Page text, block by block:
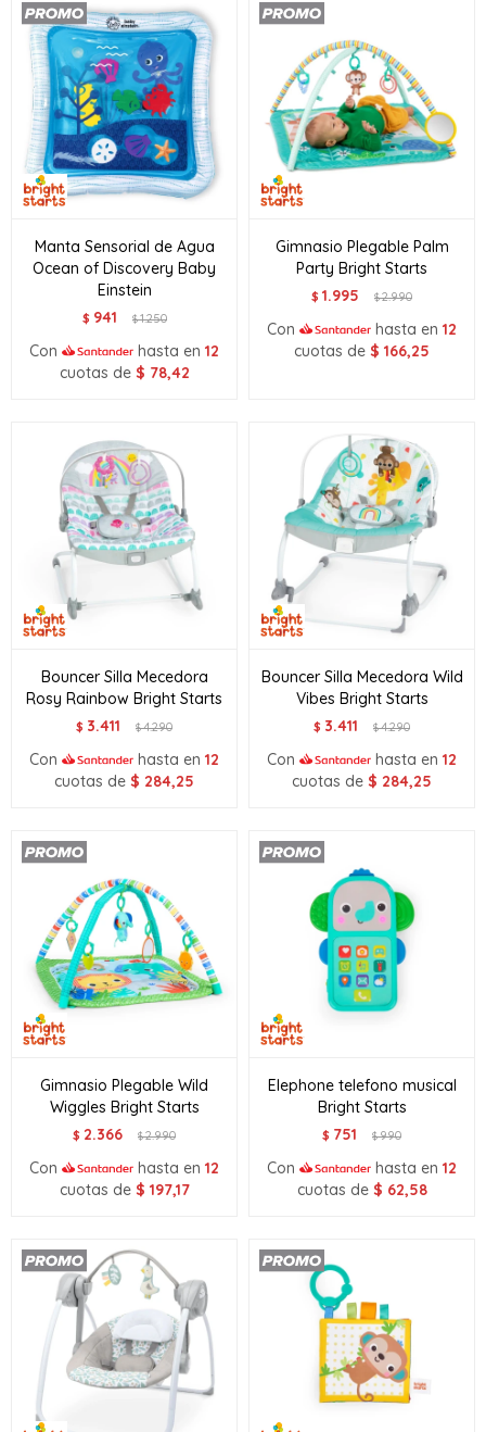
Manta Sensorial de Agua
Ocean of Discovery Baby
Einstein
$ 941 $1.250
Con hasta en 12
cuotas de $ 78,42
Gimnasio Plegable Palm
Party Bright Starts
$ 1.995 $2.990
Con hasta en 12
cuotas de $ 166,25
Bouncer Silla Mecedora
Rosy Rainbow Bright Starts
$ 3.411 $4.290
Con hasta en 12
cuotas de $ 284,25
Bouncer Silla Mecedora Wild
Vibes Bright Starts
$ 3.411 $4.290
Con hasta en 12
cuotas de $ 284,25
Gimnasio Plegable Wild
Wiggles Bright Starts
$ 2.366 $2.990
Con hasta en 12
cuotas de $ 197,17
Elephone telefono musical
Bright Starts
$ 751 $990
Con hasta en 12
cuotas de $ 62,58